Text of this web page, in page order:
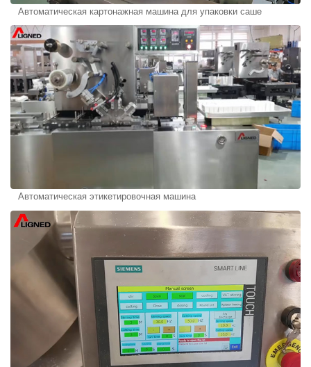
Автоматическая картонажная машина для упаковки саше
Автоматическая этикетировочная машина